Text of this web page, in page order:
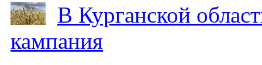
В Курганской
кампания